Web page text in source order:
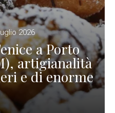
2026
a Porto
artigianalità
e di enorme